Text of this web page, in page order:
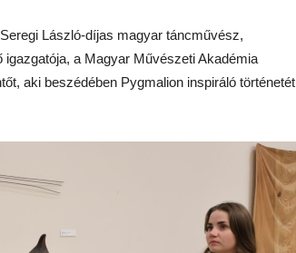
László-díjas magyar táncművész,
a Magyar Művészeti Akadémia
aki beszédében Pygmalion inspiráló történetét